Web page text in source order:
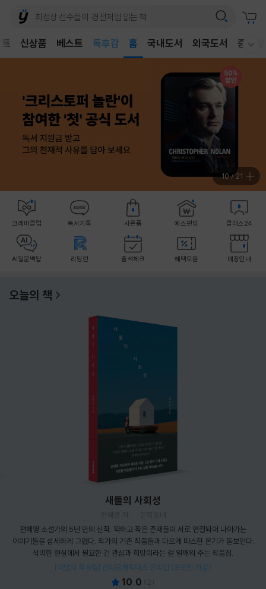
신상품 베스트
독후감
홈 국내도서 외국도서 중고샵
11/21
크레마클럽 독서기록 사은품 예스펀딩 클래스24
AI일문백답 리딩런 출석체크 혜택모음 매장안내
오늘의 책
새들의 사회성
편혜영 소설가의 5년 만의 신작. 약하고 작은 존재들이 서로 연결되어 나아가는
이야기들을 섬세하게 그렸다. 작가의 기존 작품들과 다르게 따스한 온기가 돋보인다.
삭막한 현실에서 필요한 건 관심과 희망이라는 걸 일깨워 주는 작품집.
[이달의 책 8월] 산리오캐릭터즈 유리컵 (포인트 차감)
10.0